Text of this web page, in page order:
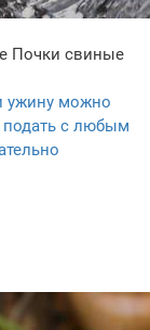
Почки свиные
ужину можно
подать с любым